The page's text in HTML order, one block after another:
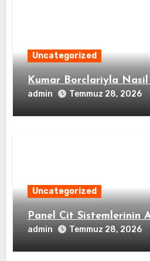
Uncategorized
Kumar Borclariyla
admin Temmuz 28, 2026
Uncategorized
Panel Cit Sistemlerinin
admin Temmuz 28, 2026